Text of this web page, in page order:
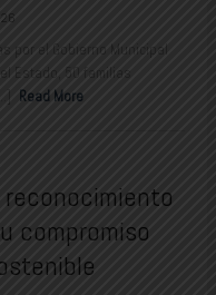
por el Gobierno Municipal
Estado, 50 familias
Read More
compromiso